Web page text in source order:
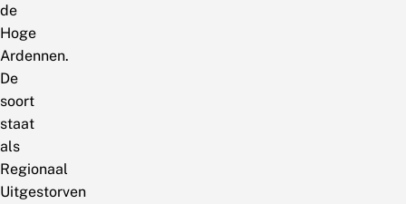
de
Hoge
Ardennen.
De
soort
staat
als
Regionaal
Uitgestorven